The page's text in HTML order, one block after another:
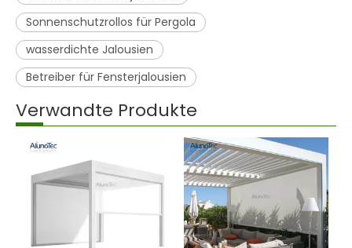
Sonnenschutzrollos für Pergola
wasserdichte Jalousien
Betreiber für Fensterjalousien
Verwandte Produkte